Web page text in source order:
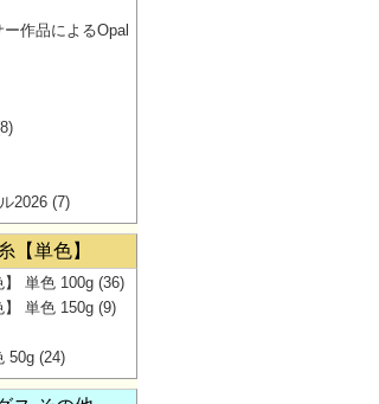
作品によるOpal
2026 (7)
【単色】
】 単色 100g (36)
】 単色 150g (9)
50g (24)